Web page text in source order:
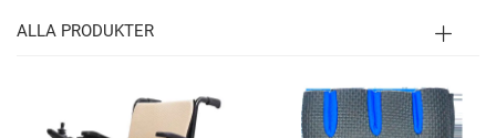
ALLA PRODUKTER